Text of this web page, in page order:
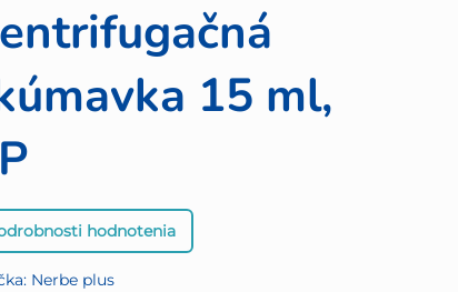
15 ml,
hodnotenia
Nerbe plus